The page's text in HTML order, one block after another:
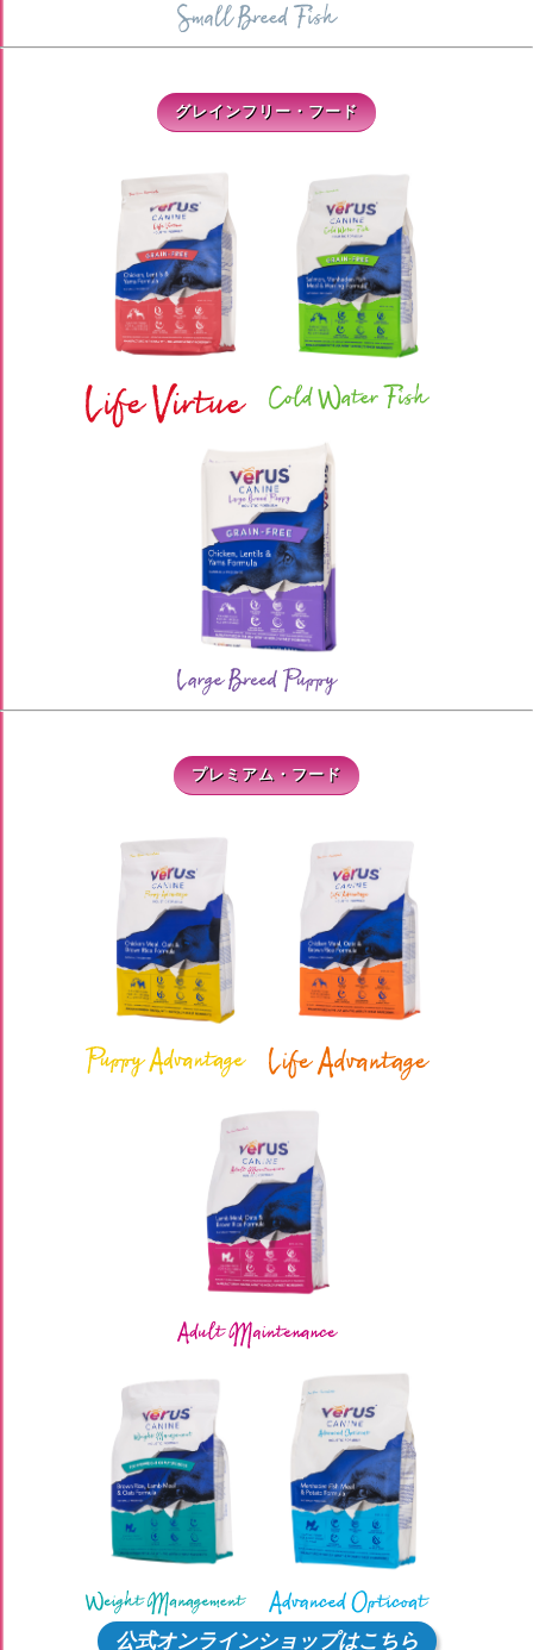
グレインフリー・フード
プレミアム・フード
公式オンラインショップはこちら